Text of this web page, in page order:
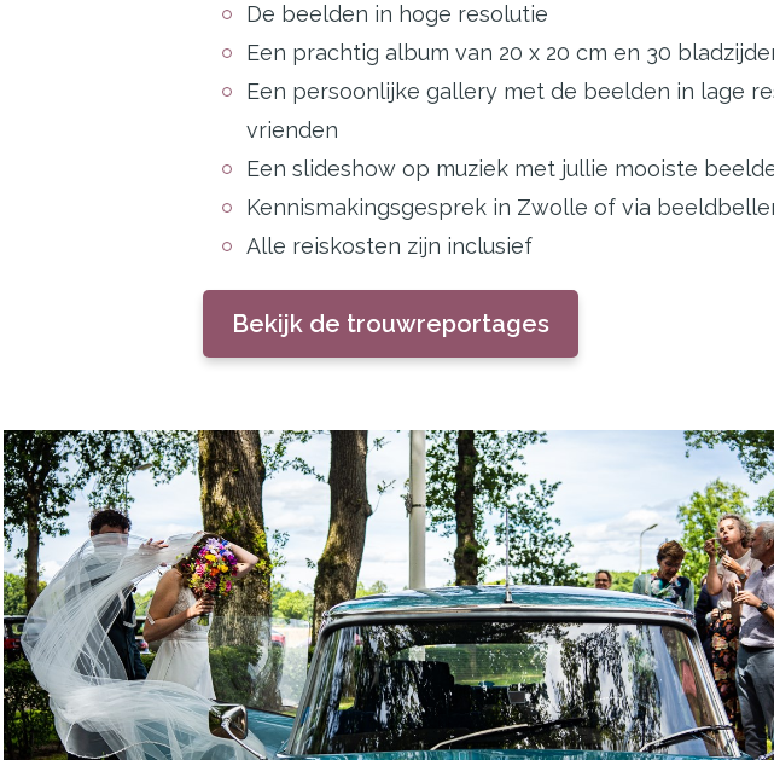
De beelden in hoge resolutie
Een prachtig album van 20 x 20 cm en 30
Een persoonlijke gallery met de beelden in lage
vrienden
Een slideshow op muziek met jullie mooiste
Kennismakingsgesprek in Zwolle of via
Alle reiskosten zijn inclusief
Bekijk de trouwreportages